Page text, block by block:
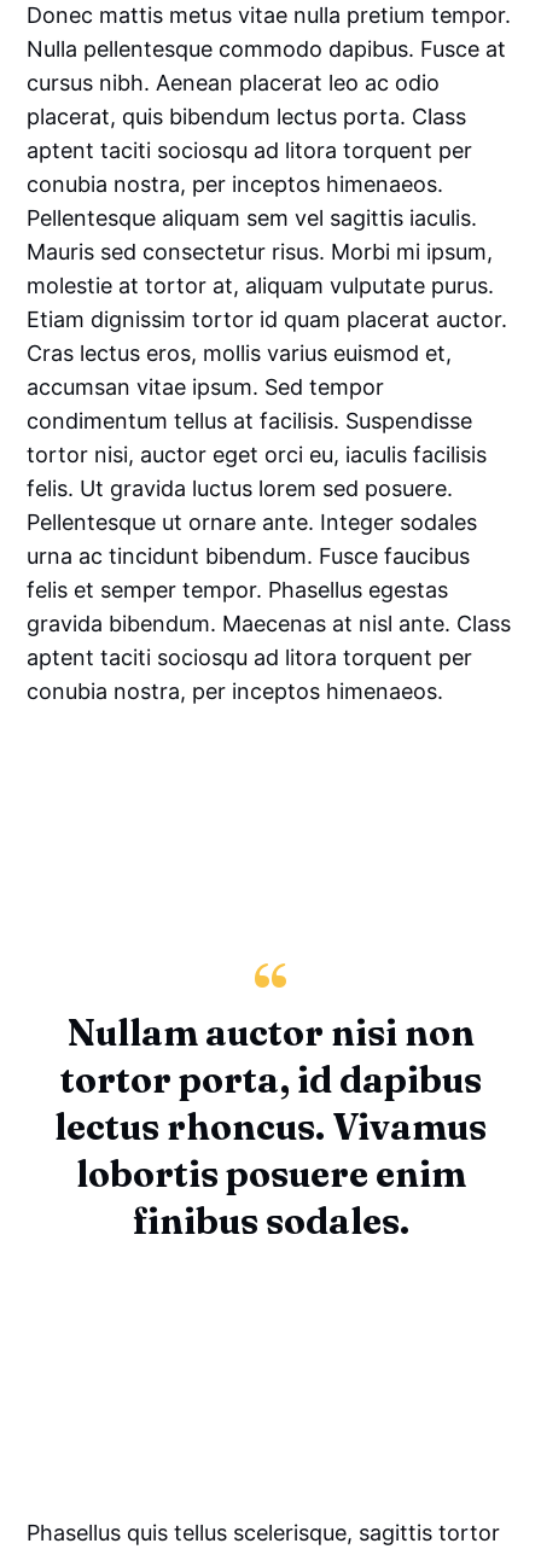
Donec mattis metus vitae nulla pretium tempor.
Nulla pellentesque commodo dapibus. Fusce at
cursus nibh. Aenean placerat leo ac odio
placerat, quis bibendum lectus porta. Class
aptent taciti sociosqu ad litora torquent per
conubia nostra, per inceptos himenaeos.
Pellentesque aliquam sem vel sagittis iaculis.
Mauris sed consectetur risus. Morbi mi ipsum,
molestie at tortor at, aliquam vulputate purus.
Etiam dignissim tortor id quam placerat auctor.
Cras lectus eros, mollis varius euismod et,
accumsan vitae ipsum. Sed tempor
condimentum tellus at facilisis. Suspendisse
tortor nisi, auctor eget orci eu, iaculis facilisis
felis. Ut gravida luctus lorem sed posuere.
Pellentesque ut ornare ante. Integer sodales
urna ac tincidunt bibendum. Fusce faucibus
felis et semper tempor. Phasellus egestas
gravida bibendum. Maecenas at nisl ante. Class
aptent taciti sociosqu ad litora torquent per
conubia nostra, per inceptos himenaeos.
Nullam auctor nisi non
tortor porta, id dapibus
lectus rhoncus. Vivamus
lobortis posuere enim
finibus sodales.
Phasellus quis tellus scelerisque, sagittis tortor